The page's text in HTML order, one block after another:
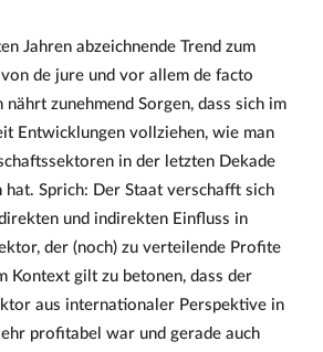
Jahren abzeichnende Trend zum
de jure und vor allem de facto
nährt zunehmend Sorgen, dass sich im
Entwicklungen vollziehen, wie man
in der letzten Dekade
hat. Sprich: Der Staat verschafft sich
und indirekten Einfluss in
der (noch) zu verteilende Profite
Kontext gilt zu betonen, dass der
aus internationaler Perspektive in
profitabel war und gerade auch